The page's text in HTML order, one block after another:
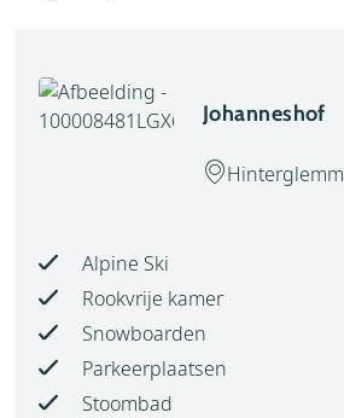
Johanneshof
Hinterglemm
Alpine Ski
Rookvrije kamer
Snowboarden
Parkeerplaatsen
Stoombad